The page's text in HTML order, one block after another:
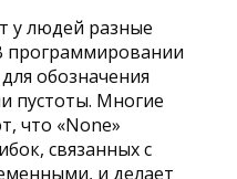
у людей разные
программировании
обозначения
пустоты. Многие
что «None»
связанных с
и делает